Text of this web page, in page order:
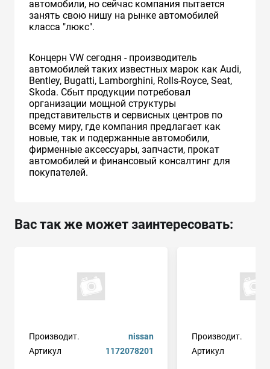
автомобили, но сейчас компания пытается
занять свою нишу на рынке автомобилей
класса "люкс".
Концерн VW сегодня - производитель
автомобилей таких известных марок как Audi,
Bentley, Bugatti, Lamborghini, Rolls-Royce, Seat,
Skoda. Сбыт продукции потребовал
организации мощной структуры
представительств и сервисных центров по
всему миру, где компания предлагает как
новые, так и подержанные автомобили,
фирменные аксессуары, запчасти, прокат
автомобилей и финансовый консалтинг для
покупателей.
Вас так же может заинтересовать:
Производит.
nissan
Артикул
1172078201
Производит.
Артикул